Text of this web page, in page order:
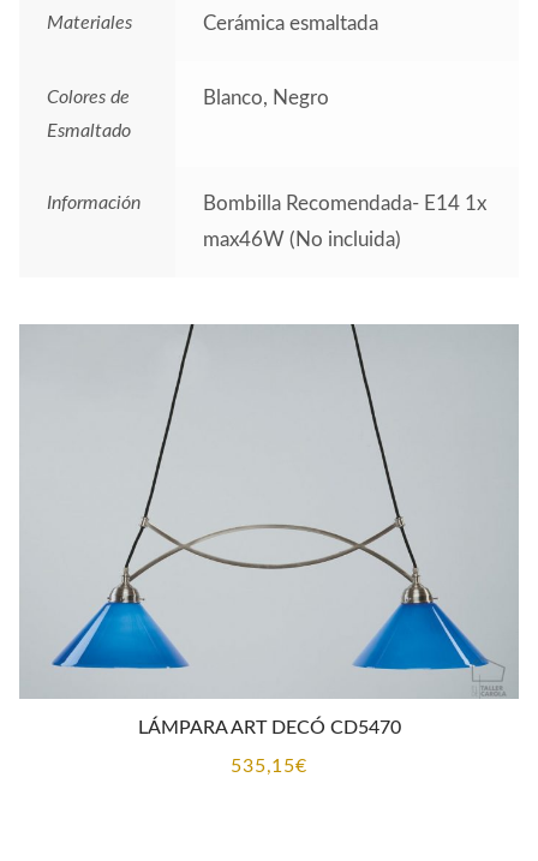
Materiales Cerámica esmaltada
Colores de
Esmaltado
Blanco, Negro
Información
Bombilla Recomendada- E14 1x
max46W (No incluida)
LÁMPARA ART DECÓ CD5470
535,15€